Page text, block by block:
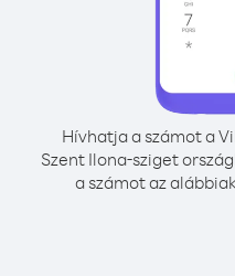
Hívhatja a számot a
Szent Ilona-sziget
a számot az